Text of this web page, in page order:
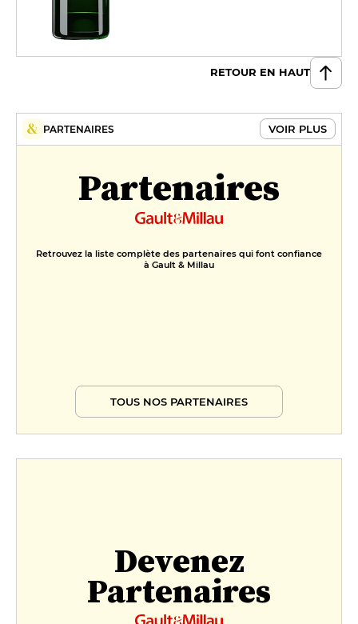
RETOUR EN HAUT
PARTENAIRES VOIR PLUS
Partenaires
Retrouvez la liste complète des partenaires qui font confiance
à Gault & Millau
TOUS NOS PARTENAIRES
Devenez
Partenaires